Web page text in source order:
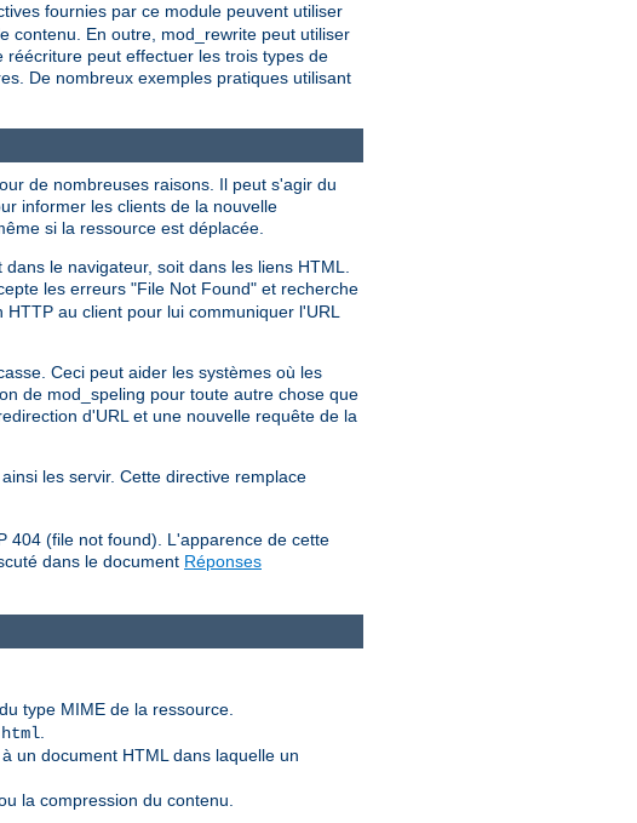
fournies par ce module peuvent utiliser
contenu. En outre, mod_rewrite peut utiliser
peut effectuer les trois types de
De nombreux exemples pratiques utilisant
de nombreuses raisons. Il peut s'agir du
informer les clients de la nouvelle
si la ressource est déplacée.
le navigateur, soit dans les liens HTML.
les erreurs "File Not Found" et recherche
au client pour lui communiquer l'URL
Ceci peut aider les systèmes où les
de mod_speling pour toute autre chose que
d'URL et une nouvelle requête de la
les servir. Cette directive remplace
404 (file not found). L'apparence de cette
dans le document Réponses
type MIME de la ressource.
un document HTML dans laquelle un
la compression du contenu.